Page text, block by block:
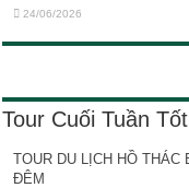
24/06/2026
Tour Cuối Tuần
TOUR DU LỊCH HỒ THÁC
ĐÊM